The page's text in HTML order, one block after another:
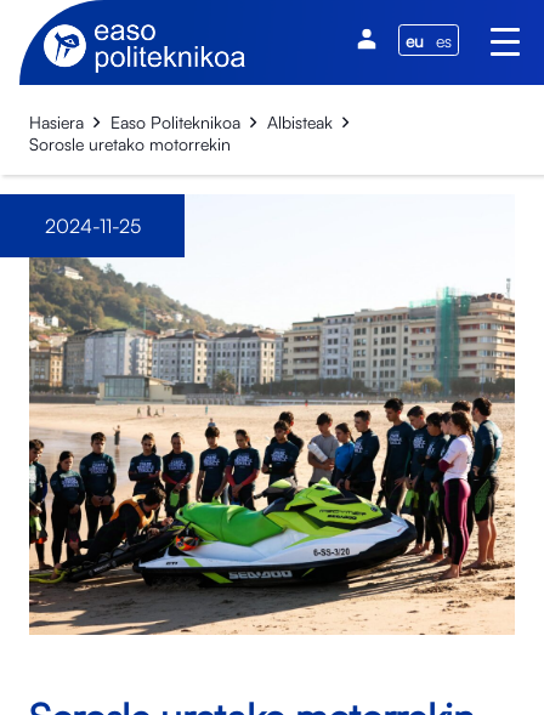
eu es
Hasiera Easo Politeknikoa
Albisteak
Sorosle uretako motorrekin
2024-11-25